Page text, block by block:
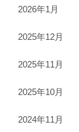
2026年1月
2025年12月
2025年11月
2025年10月
2024年11月